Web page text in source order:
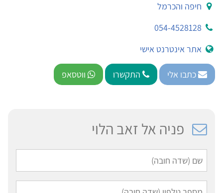
חיפה והכרמל
054-4528128
אתר אינטרנט אישי
כתבו אלי התקשרו ווטסאפ
פניה אל זאב הלוי